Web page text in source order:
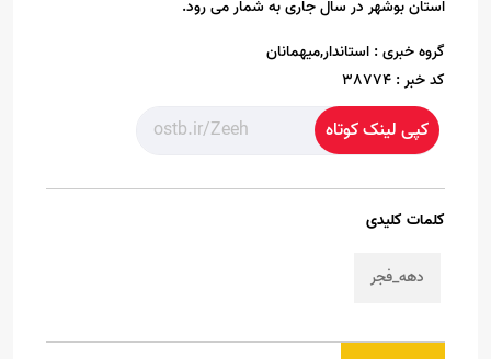
استان بوشهر در سال جاری به شمار می رود.
گروه خبری : استاندار,میهمانان
کد خبر : 38774
کپی لینک کوتاه
کلمات کلیدی
دهه_فجر